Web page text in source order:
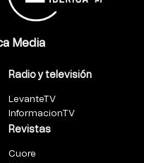
Media
Radio y televisión
LevanteTV
InformacionTV
Revistas
Cuore